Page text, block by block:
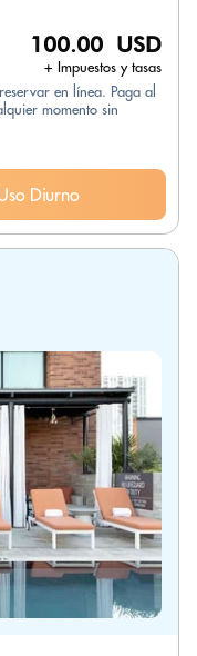
100.00 USD
+ Impuestos y tasas
en línea. Paga al
momento sin
Diurno